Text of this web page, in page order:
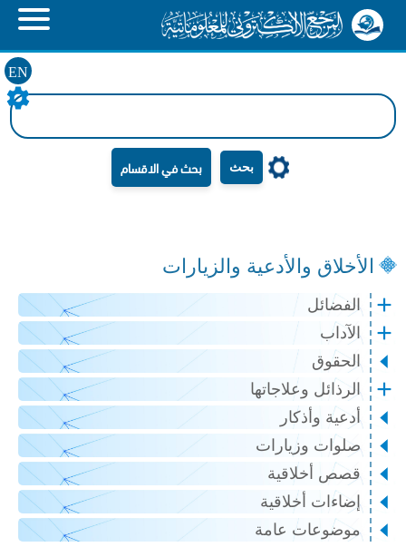
EN
بحث
الأخلاق والأدعية والزيارات
الفضائل
الآداب
الحقوق
الرذائل وعلاجاتها
أدعية وأذكار
صلوات وزيارات
قصص أخلاقية
إضاءات أخلاقية
موضوعات عامة